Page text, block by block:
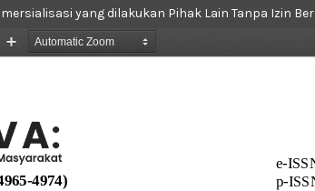
yang dilakukan Pihak Lain Tanpa Izin